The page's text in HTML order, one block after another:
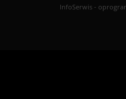
InfoSerwis-